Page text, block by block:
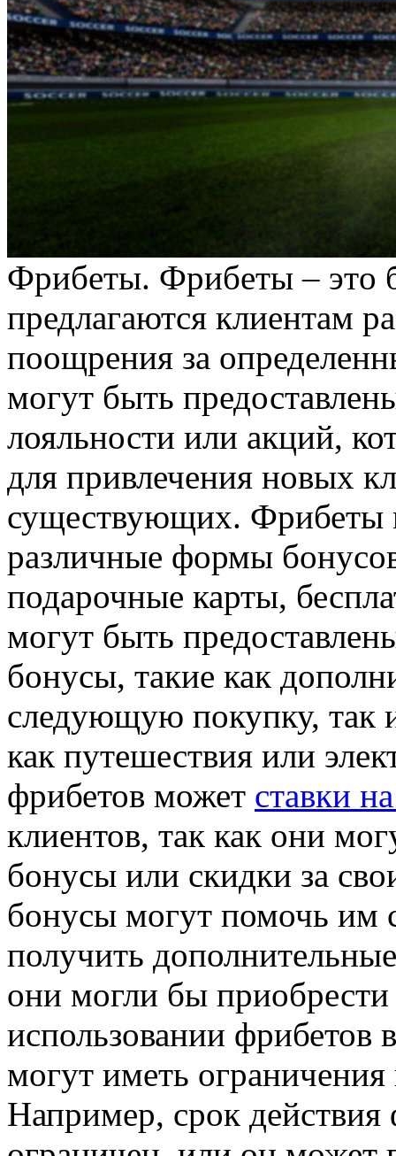
Фрибeты. Фрибeты – этo
предлагаются клиентам
поощрения за
могут быть
лояльности или акций,
для привлечения новых
существующих. Фрибеты
различные формы
подарочные карты,
могут быть
бонусы, такие как
следующую покупку, так
как путешествия или
фрибетов может ставки
клиентов, так как они
бонусы или скидки за
бонусы могут помочь им
получить
они могли бы
использовании
могут иметь
Например, срок